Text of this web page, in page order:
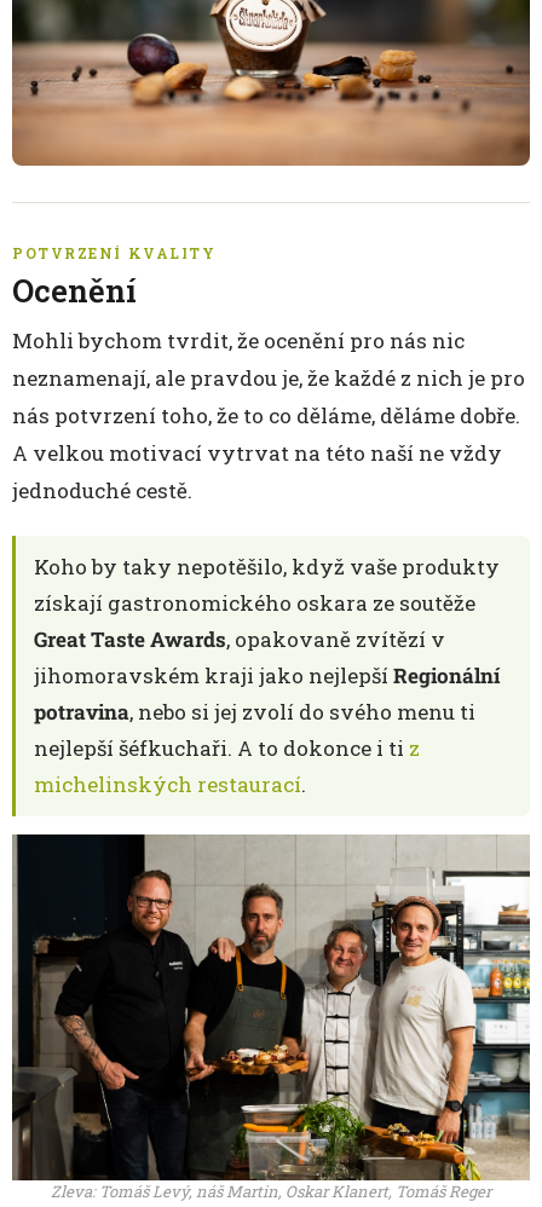
POTVRZENÍ KVALITY
Ocenění
Mohli bychom tvrdit, že ocenění pro nás nic
neznamenají, ale pravdou je, že každé z nich je pro
nás potvrzení toho, že to co děláme, děláme dobře.
A velkou motivací vytrvat na této naší ne vždy
jednoduché cestě.
Koho by taky nepotěšilo, když vaše produkty
získají gastronomického oskara ze soutěže
Great Taste Awards, opakovaně zvítězí v
jihomoravském kraji jako nejlepší Regionální
potravina, nebo si jej zvolí do svého menu ti
nejlepší šéfkuchaři. A to dokonce i ti z
michelinských restaurací.
Zleva: Tomáš Levý, náš Martin, Oskar Klanert, Tomáš Reger